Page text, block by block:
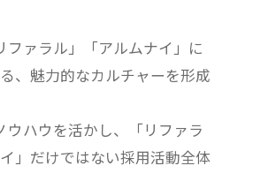
ファラル」「アルムナイ」に
、魅力的なカルチャーを形成
ウハウを活かし、「リファラ
」だけではない採用活動全体